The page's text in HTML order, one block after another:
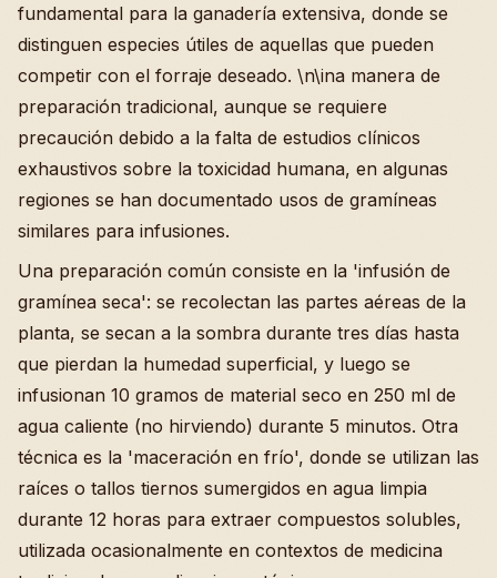
fundamental para la ganadería extensiva, donde se
distinguen especies útiles de aquellas que pueden
competir con el forraje deseado. \n\ina manera de
preparación tradicional, aunque se requiere
precaución debido a la falta de estudios clínicos
exhaustivos sobre la toxicidad humana, en algunas
regiones se han documentado usos de gramíneas
similares para infusiones.
Una preparación común consiste en la 'infusión de
gramínea seca': se recolectan las partes aéreas de la
planta, se secan a la sombra durante tres días hasta
que pierdan la humedad superficial, y luego se
infusionan 10 gramos de material seco en 250 ml de
agua caliente (no hirviendo) durante 5 minutos. Otra
técnica es la 'maceración en frío', donde se utilizan las
raíces o tallos tiernos sumergidos en agua limpia
durante 12 horas para extraer compuestos solubles,
utilizada ocasionalmente en contextos de medicina